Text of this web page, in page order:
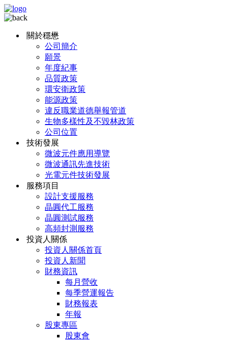
關於穩懋
公司簡介
願景
年度紀事
品質政策
環安衛政策
能源政策
違反職業道德舉報管道
生物多樣性及不毀林政策
公司位置
技術發展
微波元件應用導覽
微波通訊先進技術
光電元件技術發展
服務項目
設計支援服務
晶圓代工服務
晶圓測試服務
高頻封測服務
投資人關係
投資人關係首頁
投資人新聞
財務資訊
每月營收
每季營運報告
財務報表
年報
股東專區
股東會